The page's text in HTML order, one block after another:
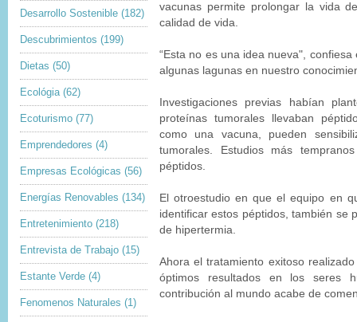
Desarrollo Sostenible (182)
Descubrimientos (199)
Dietas (50)
Ecológia (62)
Ecoturismo (77)
Emprendedores (4)
Empresas Ecológicas (56)
Energías Renovables (134)
Entretenimiento (218)
Entrevista de Trabajo (15)
Estante Verde (4)
Fenomenos Naturales (1)
vacunas permite prolongar la vida
calidad de vida.
“Esta no es una idea nueva",
algunas lagunas en nuestro
Investigaciones previas habían
proteínas tumorales llevaban
como una vacuna, pueden
tumorales. Estudios más
péptidos.
El otroestudio en que el equipo en
identificar estos péptidos, también se
de hipertermia.
Ahora el tratamiento exitoso
óptimos resultados en los seres
contribución al mundo acabe de